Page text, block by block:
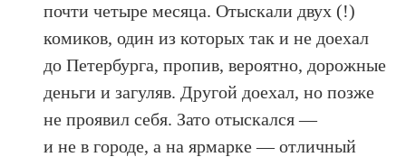
почти четыре месяца. Отыскали двух (!)
комиков, один из которых так и не доехал
до Петербурга, пропив, вероятно, дорожные
деньги и загуляв. Другой доехал, но позже
не проявил себя. Зато отыскался —
и не в городе, а на ярмарке — отличный